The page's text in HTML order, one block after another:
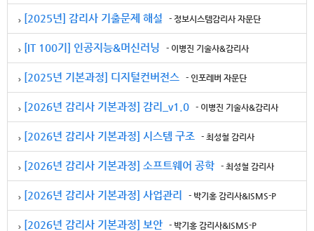
[2025년] 감리사 기출문제 해설 - 정보시스템감리사 자문단
[IT 100기] 인공지능&머신러닝 - 이병진 기술사&감리사
[2025년 기본과정] 디지털컨버전스 - 인포레버 자문단
[2026년 감리사 기본과정] 감리_v1.0 - 이병진 기술사&감리사
[2026년 감리사 기본과정] 시스템 구조 - 최성철 감리사
[2026년 감리사 기본과정] 소프트웨어 공학 - 최성철 감리사
[2026년 감리사 기본과정] 사업관리 - 박기홍 감리사&ISMS-P
[2026년 감리사 기본과정] 보안 - 박기홍 감리사&ISMS-P